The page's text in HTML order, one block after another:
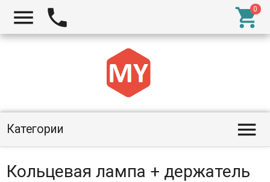
  
Категории 
Кольцевая лампа + держатель